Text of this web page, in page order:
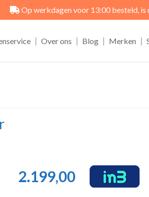
Op werkdagen voor 13:00 besteld, is
| Over ons | Blog | Merken |
2.199,00